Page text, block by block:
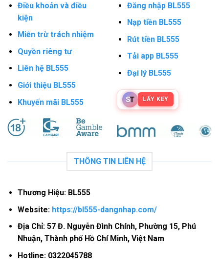
Điều khoản và điều
kiện
Miễn trừ trách nhiệm
Quyền riêng tư
Liên hệ BL555
Giới thiệu BL555
Khuyến mãi BL555
Đăng nhập BL555
Nạp tiền BL555
Rút tiền BL555
Tải app BL555
Đại lý BL555
ST LẤY KEY
THÔNG TIN LIÊN HỆ
Thương Hiệu: BL555
Website: https://bl555-dangnhap.com/
Địa Chỉ: 57 Đ. Nguyễn Đình Chính, Phường 15, Phú
Nhuận, Thành phố Hồ Chí Minh, Việt Nam
Hotline: 0322045788